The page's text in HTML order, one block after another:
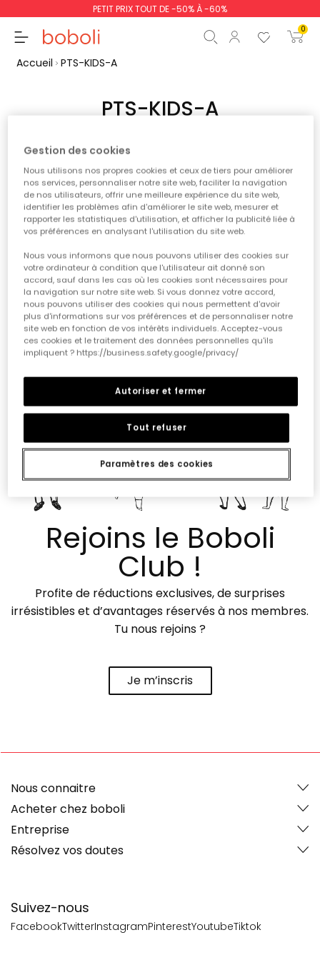
PETIT PRIX TOUT DE -50% À -60%
0
Total 0,00 €
poursuit Commencer la
Accueil PTS-KIDS-A
PTS-KIDS-A
Restez à l'écoute ! D'autres produits seront affichés ici au
fur et à mesure qu'ils seront ajoutés.
*Remise appliquée sur le
prix saisonnier
4,68 - 198 Notations
Rejoins le Boboli
Club !
Profite de réductions exclusives, de surprises
irrésistibles et d’avantages réservés à nos membres.
Tu nous rejoins ?
Je m’inscris
Suivez-nous
FacebookTwitterInstagramPinterestYoutubeTiktok
Nous connaitre
Acheter chez boboli
Entreprise
Résolvez vos doutes
Gestion des cookies
Nous utilisons nos propres cookies et ceux de tiers pour améliorer
nos services, personnaliser notre site web, faciliter la navigation
de nos utilisateurs, offrir une meilleure expérience du site web,
identifier les problèmes afin d'améliorer le site web, mesurer et
rapporter les statistiques d'utilisation, et afficher la publicité liée à
vos préférences en analysant l'utilisation du site web.
Nous vous informons que nous pouvons utiliser des cookies sur
votre ordinateur à condition que l'utilisateur ait donné son
accord, sauf dans les cas où les cookies sont nécessaires pour
la navigation sur notre site web. Si vous donnez votre accord,
nous pouvons utiliser des cookies qui nous permettent d'avoir
plus d'informations sur vos préférences et de personnaliser notre
site web en fonction de vos intérêts individuels. Acceptez-vous
ces cookies et le traitement des données personnelles qu'ils
impliquent ? https://business.safety.google/privacy/
Paramètres des cookies
Tout refuser
Autoriser et fermer